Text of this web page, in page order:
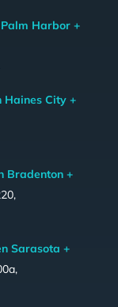
Harbor +
Haines City +
Bradenton +
Sarasota +